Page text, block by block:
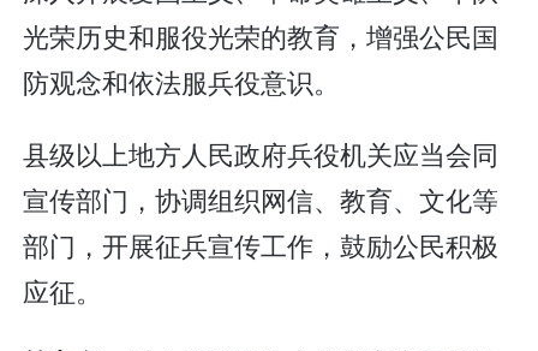
光荣历史和服役光荣的教育，增强公民国
防观念和依法服兵役意识。
县级以上地方人民政府兵役机关应当会同
宣传部门，协调组织网信、教育、文化等
部门，开展征兵宣传工作，鼓励公民积极
应征。